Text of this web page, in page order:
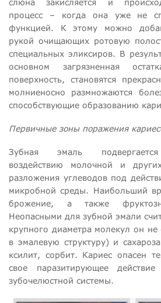
слюна закисляется и
процесс – когда она уже не
функцией. К этому можно
рукой очищающих ротовую
специальных эликсиров. В
основном загрязненная
поверхность, становятся
молниеносно размножаются
способствующие образованию
Первичные зоны поражения
Зубная эмаль подвергается
воздействию молочной и
разложения углеводов под
микробной среды. Наибольший
брожение, а также
Неопасными для зубной эмали
крупного диаметра молекул он не
в эмалевую структуру) и
ксилит, сорбит. Кариес опасен
свое паразитирующее
зубочелюстной системы.